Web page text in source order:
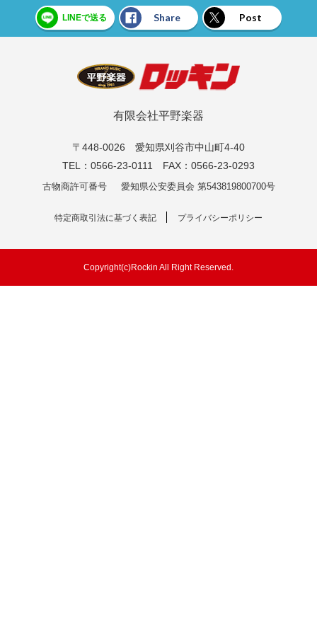
LINEで送る Share Post
有限会社平野楽器
〒448-0026 愛知県刈谷市中山町4-40
TEL：0566-23-0111 FAX：0566-23-0293
古物商許可番号 愛知県公安委員会 第543819800700号
特定商取引法に基づく表記 プライバシーポリシー
Copyright(c)Rockin All Right Reserved.